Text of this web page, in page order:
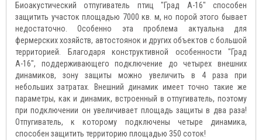
Биоакустический отпугиватель птиц "Град А-16" способен
защитить участок площадью 7000 кв. м, но порой этого бывает
недостаточно. Особенно эта проблема актуальна для
фермерских хозяйств, автостоянок и других объектов с большой
территорией. Благодаря конструктивной особенности "Град
А-16", поддерживающего подключение до четырех внешних
динамиков, зону защиты можно увеличить в 4 раза при
небольших затратах. Внешний динамик имеет точно такие же
параметры, как и динамик, встроенный в отпугиватель, поэтому
при подключении он увеличивает площадь защиты в два раза!
Отпугиватель, к которому подключены четыре динамика,
способен защитить территорию площадью 350 соток!